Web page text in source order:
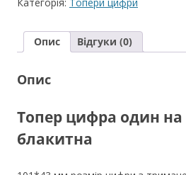
на
блакитна
Опис Відгуки (0)
Опис
Топер цифра один на
блакитна